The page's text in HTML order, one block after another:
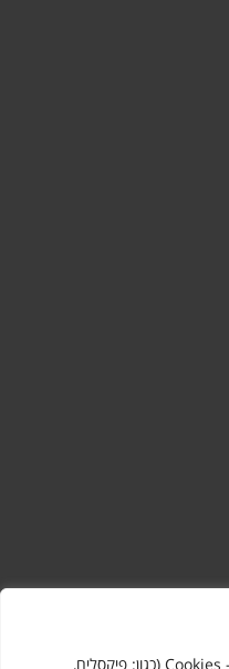
אתר זה עושה שימוש בקבצי "עוגיות" - Cookies (כגון: פיקסלים,
ומידע מהשטח מהעיר
מידע על
דעה, עסקים בחולון, ודיונים על
בדיון ולשלוח לנו כתבות